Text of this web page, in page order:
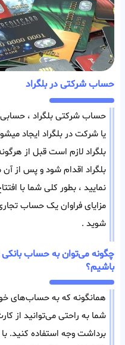
حساب شرکتی در بلگراد
حساب شرکتی بلگراد ،
یا شرکت در بلگراد ایجاد
بلگراد لازم است قبل از
بلگراد اقدام شود و پس از
نمایید ، بطور کلی شما با
مزایای فراوان یک حساب
شوید .
چگونه می‌توان به حساب
باشیم؟
همانگونه که به حساب‌های
شما به راحتی می‌توانید از
برداشت وجه استفاده کنید.